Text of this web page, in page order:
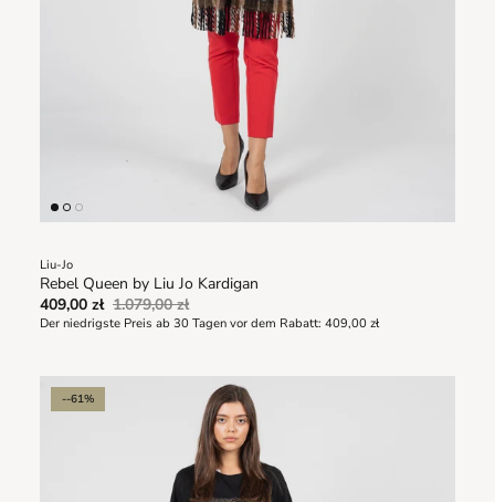
Liu-Jo
Rebel Queen by Liu Jo Kardigan
409,00 zł 1.079,00 zł
Der niedrigste Preis ab 30 Tagen vor dem Rabatt: 409,00 zł
--61%